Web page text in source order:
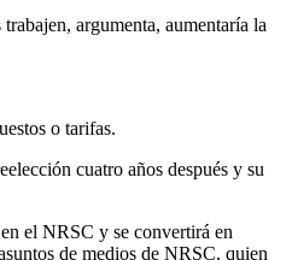
argumenta, aumentaría la
o tarifas.
cuatro años después y su
el NRSC y se convertirá en
de medios de NRSC, quien